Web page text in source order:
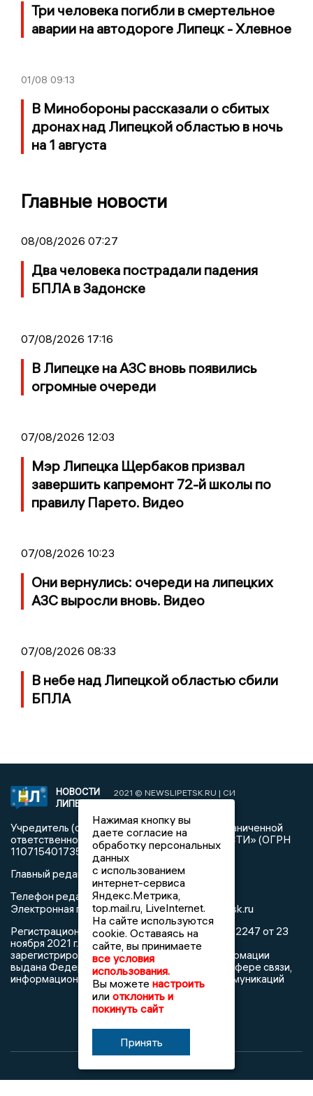
Три человека погибли в смертельное
аварии на автодороге Липецк - Хлевное
01/08 09:13
В Минобороны рассказали о сбитых
дронах над Липецкой областью в ночь
на 1 августа
Главные новости
08/08/2026 07:27
Два человека пострадали падения
БПЛА в Задонске
07/08/2026 17:16
В Липецке на АЗС вновь появились
огромные очереди
07/08/2026 12:03
Мэр Липецка Щербаков призвал
завершить капремонт 72-й школы по
правилу Парето. Видео
07/08/2026 10:23
Они вернулись: очереди на липецких
АЗС выросли вновь. Видео
07/08/2026 08:33
В небе над Липецкой областью сбили
БПЛА
НОВОСТИ
ЛИПЕЦКА
2021 © NEWSLIPETSK.RU | СИ
Учредитель (соучредители): Общество с ограниченной
ответственностью «РЕГИОНАЛЬНЫЕ НОВОСТИ» (ОГРН
1107154017354)
Главный редактор: Герцог Е.Г.
Телефон редакции: +7 903 699 9427
Электронная почта редакции:info@newslipetsk.ru
Регистрационный номер: серия Эл № ФС77-82247 от 23
ноября 2021 г. согласно выписке из реестра
зарегистрированных средств массовой информации
выдана Федеральной службой по надзору в сфере связи,
информационных технологий и массовых коммуникаций
Нажимая кнопку вы
даете согласие на
обработку персональных
данных
с использованием
интернет-сервиса
Яндекс.Метрика,
top.mail.ru, LiveInternet.
На сайте используются
cookie. Оставаясь на
сайте, вы принимаете
все условия
использования.
Вы можете настроить
или отклонить и
покинуть сайт
Принять